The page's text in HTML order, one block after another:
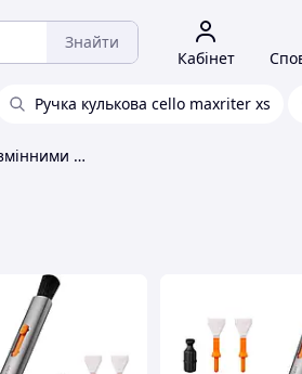
Знайти
Кабінет
Ручка кулькова cello maxriter xs
Калліграфічна ручка зі змінними насадками